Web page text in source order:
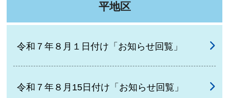
平地区
令和７年８月１日付け「お知らせ回覧」
令和７年８月15日付け「お知らせ回覧」